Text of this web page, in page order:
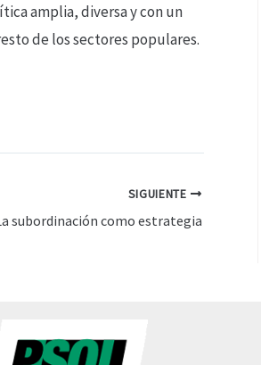
amplia, diversa y con un
de los sectores populares.
SIGUIENTE
subordinación como estrategia